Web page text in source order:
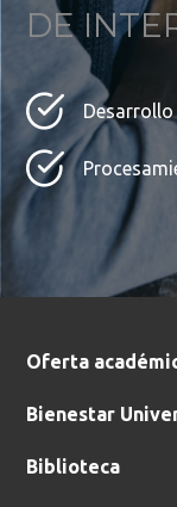
DE
Ordenar por:
Oferta
Bienestar
Biblioteca